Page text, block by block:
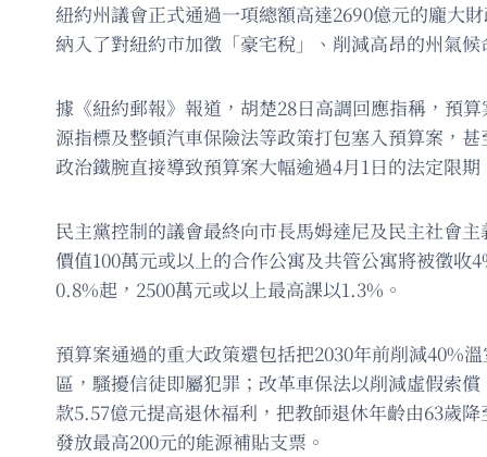
紐約州議會正式通過一項總額高達2690億元的龐大
納入了對紐約市加徵「豪宅稅」、削減高昂的州氣
據《紐約郵報》報道，胡楚28日高調回應指稱，預
源指標及整頓汽車保險法等政策打包塞入預算案，
政治鐵腕直接導致預算案大幅逾過4月1日的法定限期
民主黨控制的議會最終向市長馬姆達尼及民主社會
價值100萬元或以上的合作公寓及共管公寓將被徵
0.8%起，2500萬元或以上最高課以1.3%。
預算案通過的重大政策還包括把2030年前削減40%
區，騷擾信徒即屬犯罪；改革車保法以削減虛假索
款5.57億元提高退休福利，把教師退休年齡由63歲
發放最高200元的能源補貼支票。